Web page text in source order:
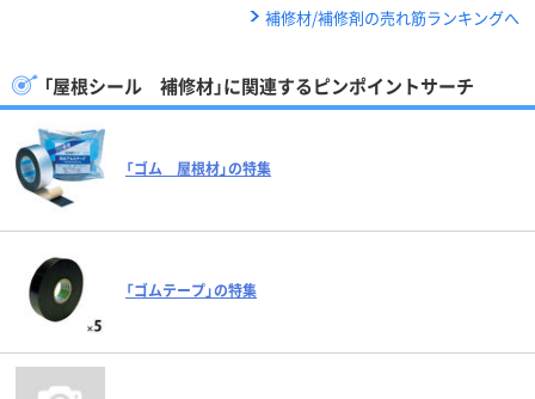
補修材/補修剤の売れ筋ランキングへ
「屋根シール 補修材」に関連するピンポイントサーチ
「ゴム 屋根材」の特集
「ゴムテープ」の特集